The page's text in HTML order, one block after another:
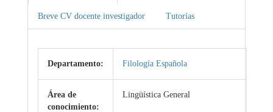
Breve CV docente investigador Tutorías
Departamento: Filología Española
Área de
conocimiento:
Lingüística General